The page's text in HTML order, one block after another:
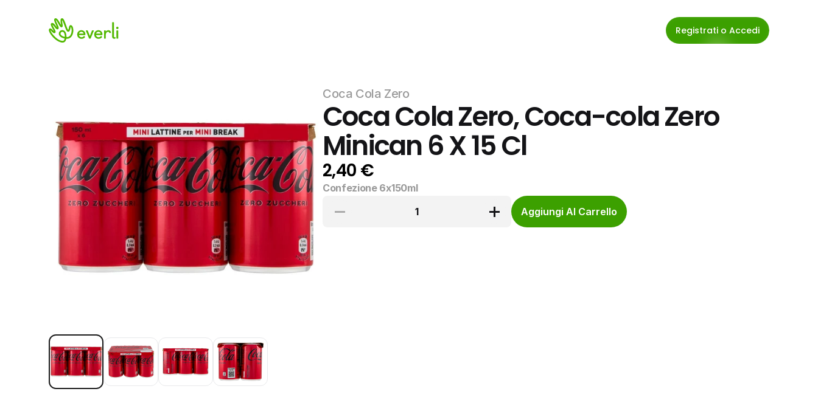
Registrati o Accedi
Coca Cola Zero
Coca Cola Zero, Coca-cola Zero
Minican 6 X 15 Cl
2,40 €
Confezione 6x150ml
1
Aggiungi Al Carrello